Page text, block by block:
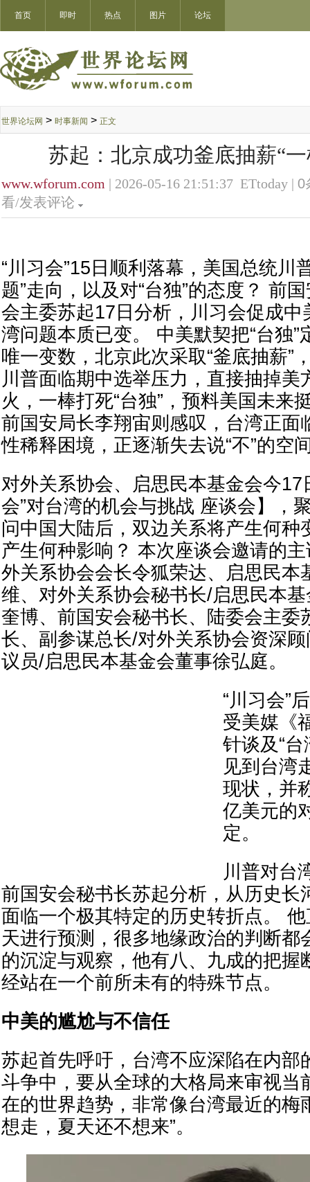
首页 即时 热点 图片 论坛
世界论坛网 > 时事新闻 > 正文
苏起：北京成功釜底抽薪“
www.wforum.com | 2026-05-16 21:51:37 ETtoday | 0
看/发表评论
“川习会”15日顺利落幕，美国总统川
题”走向，以及对“台独”的态度？ 前
会主委苏起17日分析，川习会促成中
湾问题本质已变。 中美默契把“台独”
唯一变数，北京此次采取“釜底抽薪”
川普面临期中选举压力，直接抽掉美
火，一棒打死“台独”，预料美国未来
前国安局长李翔宙则感叹，台湾正面
性稀释困境，正逐渐失去说“不”的空
对外关系协会、启思民本基金会今17
会”对台湾的机会与挑战 座谈会】，
问中国大陆后，双边关系将产生何种
产生何种影响？ 本次座谈会邀请的
外关系协会会长令狐荣达、启思民本
维、对外关系协会秘书长/启思民本
奎博、前国安会秘书长、陆委会主委
长、副参谋总长/对外关系协会资深
议员/启思民本基金会董事徐弘庭。
“川习会”
受美媒《
针谈及“
见到台湾
现状，并
亿美元的
定。
川普对台
前国安会秘书长苏起分析，从历史长
面临一个极其特定的历史转折点。
天进行预测，很多地缘政治的判断都
的沉淀与观察，他有八、九成的把握
经站在一个前所未有的特殊节点。
中美的尴尬与不信任
苏起首先呼吁，台湾不应深陷在内部
斗争中，要从全球的大格局来审视当
在的世界趋势，非常像台湾最近的梅
想走，夏天还不想来”。